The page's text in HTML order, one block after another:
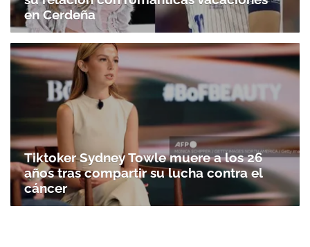
en Cerdeña
Tiktoker Sydney Towle muere a los 26
años tras compartir su lucha contra el
cáncer